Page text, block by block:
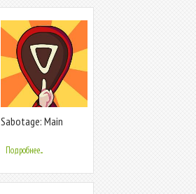
Sabotage: Main
Подробнее...